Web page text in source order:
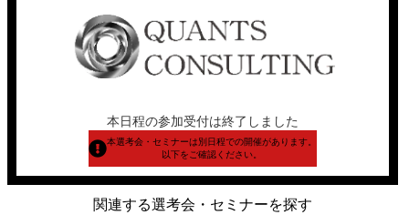
本日程の参加受付は終了しました
本選考会・セミナーは別日程での開催があります。
以下をご確認ください。
関連する選考会・セミナーを探す